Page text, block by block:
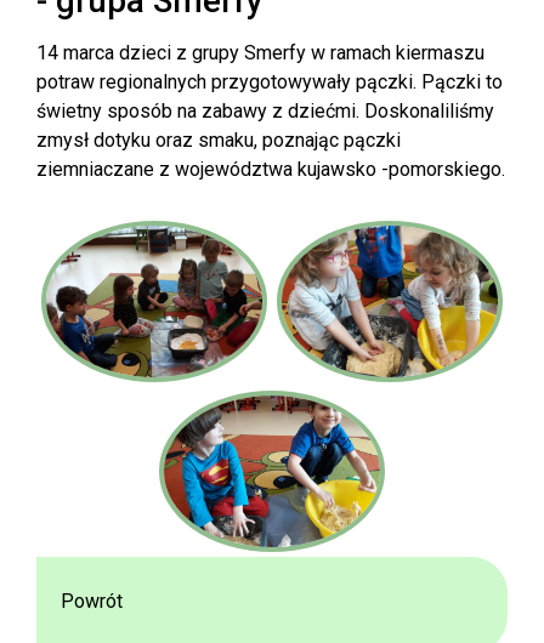
14 marca dzieci z grupy Smerfy w ramach kiermaszu
potraw regionalnych przygotowywały pączki. Pączki to
świetny sposób na zabawy z dziećmi. Doskonaliliśmy
zmysł dotyku oraz smaku, poznając pączki
ziemniaczane z województwa kujawsko -pomorskiego.
Powrót